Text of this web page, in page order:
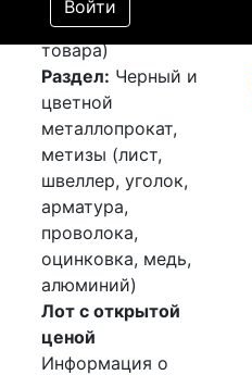
Войти
АУКЦИОН (покупка
товара)
Раздел: Черный и
цветной
металлопрокат,
метизы (лист,
швеллер, уголок,
арматура,
проволока,
оцинковка, медь,
алюминий)
Лот с открытой
ценой
Информация о